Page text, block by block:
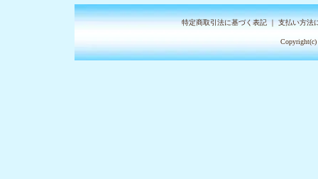
特定商取引法に基づく表記｜支払い方法